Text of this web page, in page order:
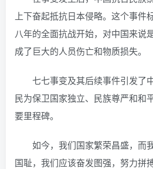
上下奋起抵抗日本侵略。这个事件
八年的全面抗战开始，对中国来说
成了巨大的人员伤亡和物质损失。
七七事变及其后续事件引发了
民为保卫国家独立、民族尊严和和
要里程碑。
如今，我们国家繁荣昌盛，而
国耻，我们应该奋发图强，努力拼搏